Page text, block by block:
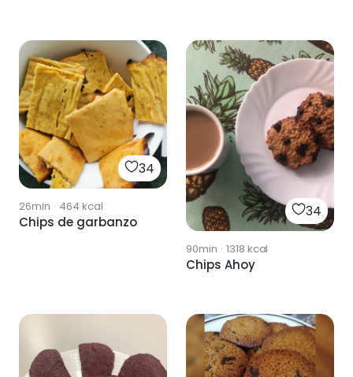
34
26min · 464 kcal
Chips de garbanzo
34
90min · 1318 kcal
Chips Ahoy